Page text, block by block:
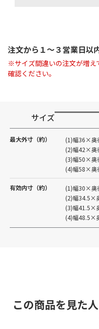
注文から１〜３営業日以
※サイズ間違いの注文が増え
確認ください。
サイズ
最大外寸（約）
(1)幅36×奥
(2)幅42×奥
(3)幅50×奥
(4)幅58×奥
有効内寸（約）
(1)幅30×奥
(2)幅34.5×
(3)幅41.5×
(4)幅48.5×
この商品を見た